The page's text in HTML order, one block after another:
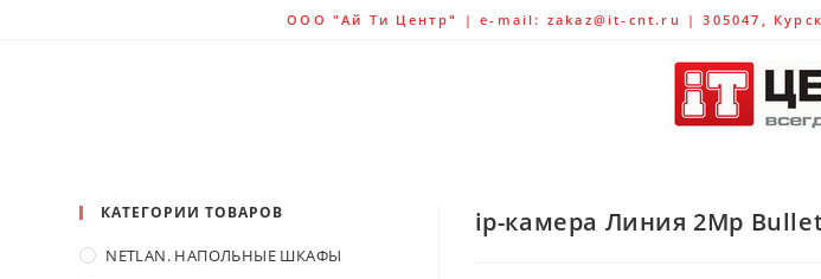
ООО "Ай Ти Центр" | e-mail: zakaz@it-cnt.ru | 305047,
ip-камера Линия 2Mp
КАТЕГОРИИ ТОВАРОВ
NETLAN. НАПОЛЬНЫЕ ШКАФЫ